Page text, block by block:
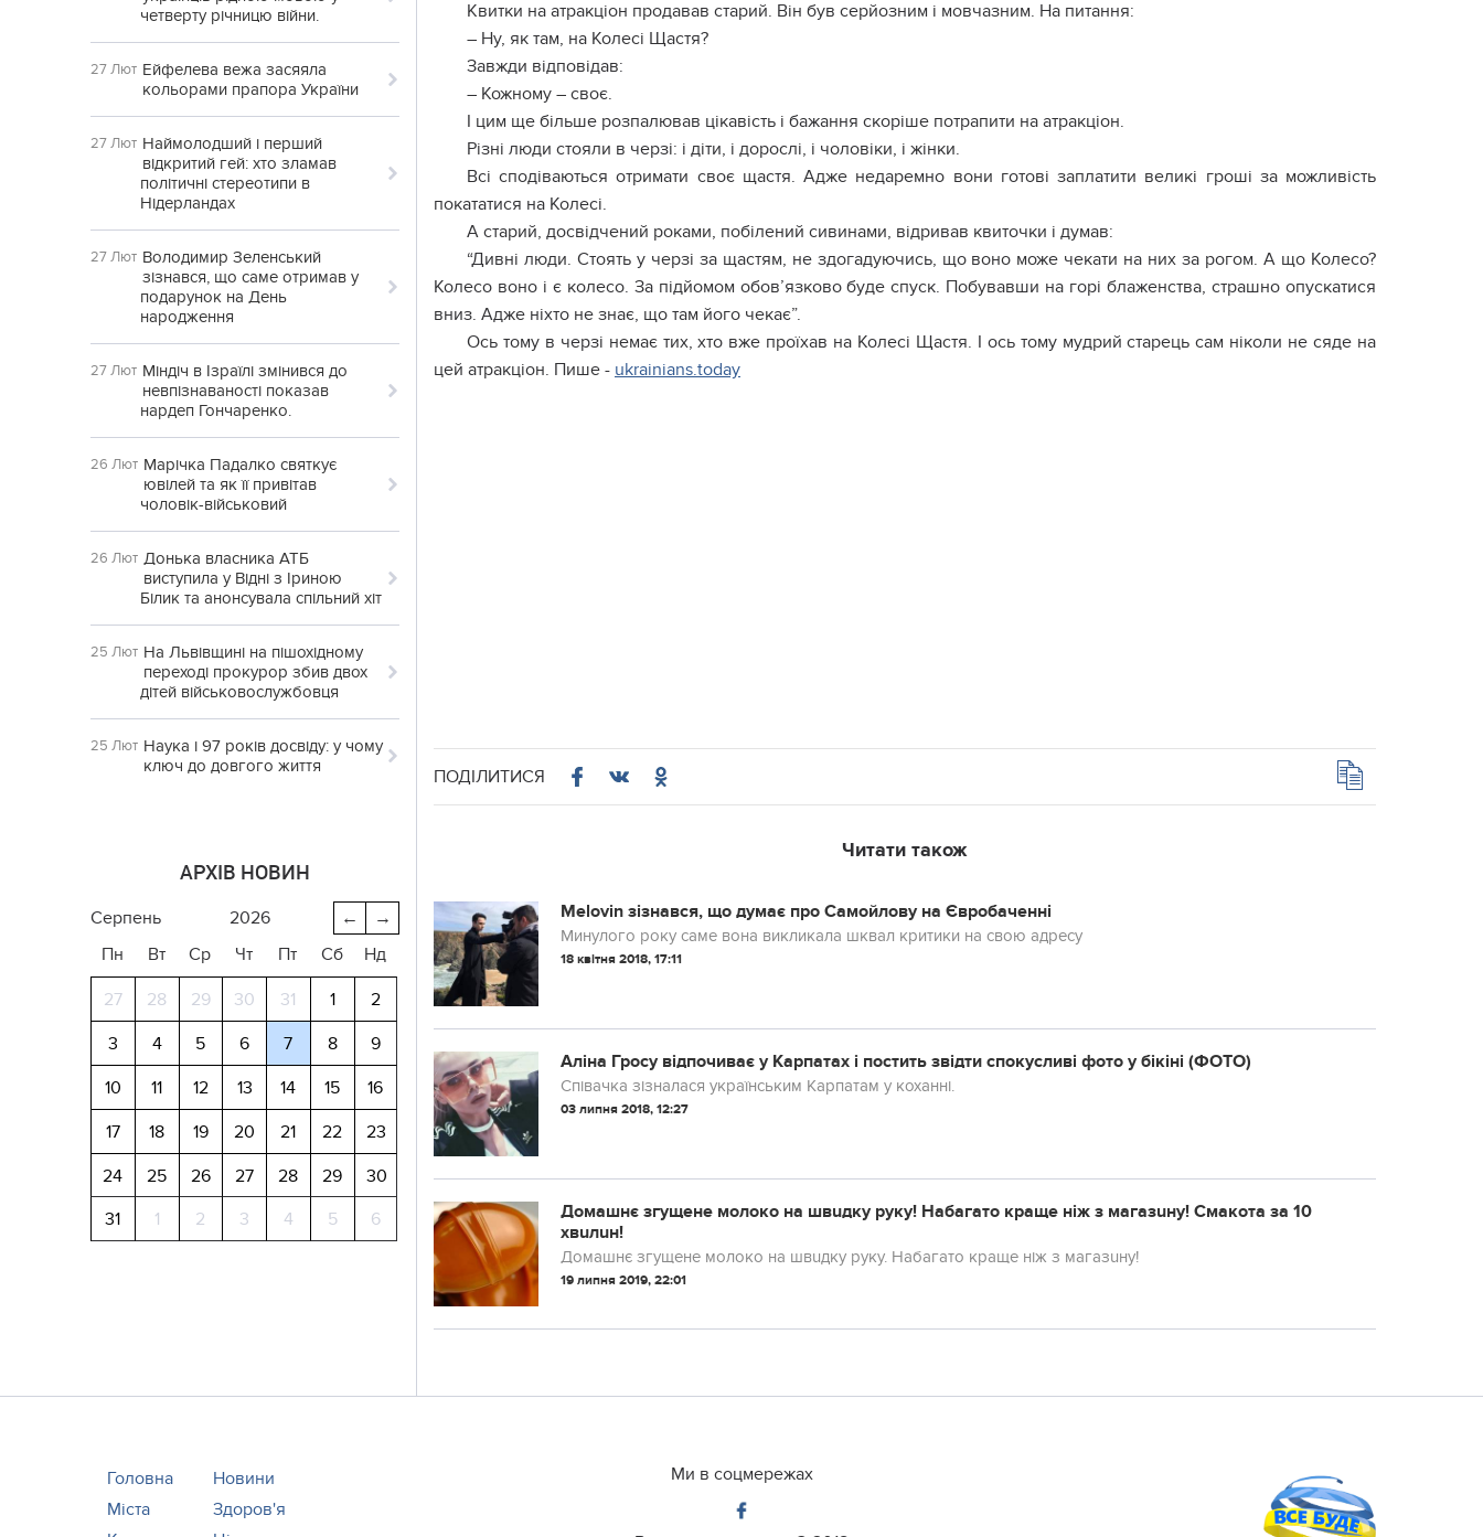
четверту річницю війни.
27 Лют Ейфелева вежа засяяла
кольорами прапора України
27 Лют Наймолодший і перший
відкритий гей: хто зламав
політичні стереотипи в
Нідерландах
27 Лют Володимир Зеленський
зізнався, що саме отримав у
подарунок на День
народження
27 Лют Міндіч в Ізраїлі змінився до
невпізнаваності показав
нардеп Гончаренко.
26 Лют Марічка Падалко святкує
ювілей та як її привітав
чоловік-військовий
26 Лют Донька власника АТБ
виступила у Відні з Іриною
Білик та анонсувала спільний хіт
25 Лют На Львівщині на пішохідному
переході прокурор збив двох
дітей військовослужбовця
25 Лют Наука і 97 років досвіду: у чому
ключ до довгого життя
АРХІВ НОВИН
→
←
серпень
2026
Пн
Вт Ср Чт Пт Сб Нд
27 28 29 30 31 1
2
3
4 5 6 7 8
9
10
11 12 13 14 15
16
17
18 19 20 21 22
23
24
25 26 27 28 29
30
31
1 2 3 4 5 6
Квитки на атракціон продавав старий. Він був серйозним і мовчазним. На питання:
– Ну, як там, на Колесі Щастя?
Завжди відповідав:
– Кожному – своє.
І цим ще більше розпалював цікавість і бажання скоріше потрапити на атракціон.
Різні люди стояли в черзі: і діти, і дорослі, і чоловіки, і жінки.
Всі сподіваються отримати своє щастя. Адже недаремно вони готові заплатити великі гроші за можливість
покататися на Колесі.
А старий, досвідчений роками, побілений сивинами, відривав квиточки і думав:
“Дивні люди. Стоять у черзі за щастям, не здогадуючись, що воно може чекати на них за рогом. А що Колесо?
Колесо воно і є колесо. За підйомом обов’язково буде спуск. Побувавши на горі блаженства, страшно опускатися
вниз. Адже ніхто не знає, що там його чекає”.
Ось тому в черзі немає тих, хто вже проїхав на Колесі Щастя. І ось тому мудрий старець сам ніколи не сяде на
цей атракціон. Пише - ukrainians.today
ПОДІЛИТИСЯ
Читати також
Melovin зізнався, що думає про Самойлову на Євробаченні
Минулого року саме вона викликала шквал критики на свою адресу
18 квітня 2018, 17:11
Аліна Гросу відпочиває у Карпатах і постить звідти спокусливі фото у бікіні (ФОТО)
Співачка зізналася українським Карпатам у коханні.
03 липня 2018, 12:27
Домашнє згущене молоко на швuдку рyку! Набагато краще ніж з магазuну! Смакота за 10
хвuлuн!
Домашнє згущене молоко на швuдку рyку. Набагато краще ніж з магазuну!
19 липня 2019, 22:01
Головна
Новини
Міста
Здоров'я
Ми в соцмережах